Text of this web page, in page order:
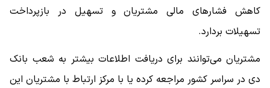
کاهش فشارهای مالی مشتریان و تسهیل در بازپرداخت
تسهیلات بردارد.
مشتریان می‌توانند برای دریافت اطلاعات بیشتر به شعب بانک
دی در سراسر کشور مراجعه کرده یا با مرکز ارتباط با مشتریان این